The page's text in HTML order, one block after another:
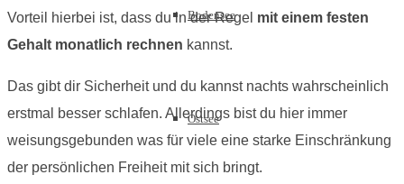
Bodensee
Ostsee
Vorteil hierbei ist, dass du in der Regel mit einem festen
Gehalt monatlich rechnen kannst.
Das gibt dir Sicherheit und du kannst nachts wahrscheinlich
erstmal besser schlafen. Allerdings bist du hier immer
weisungsgebunden was für viele eine starke Einschränkung
der persönlichen Freiheit mit sich bringt.